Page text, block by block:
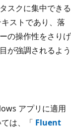
スクに集中できる
ストであり、落
の操作性をさりげ
が強調されるよう
アプリに適用
は、「 Fluent